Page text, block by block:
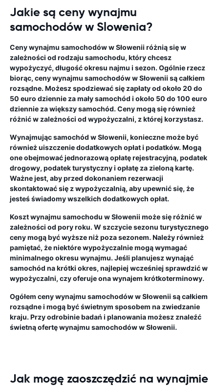
Jakie są ceny wynajmu
samochodów w Slowenia?
Ceny wynajmu samochodów w Słowenii różnią się w
zależności od rodzaju samochodu, który chcesz
wypożyczyć, długość okresu najmu i sezon. Ogólnie rzecz
biorąc, ceny wynajmu samochodów w Słowenii są całkiem
rozsądne. Możesz spodziewać się zapłaty od około 20 do
50 euro dziennie za mały samochód i około 50 do 100 euro
dziennie za większy samochód. Ceny mogą się również
różnić w zależności od wypożyczalni, z której korzystasz.
Wynajmując samochód w Słowenii, konieczne może być
również uiszczenie dodatkowych opłat i podatków. Mogą
one obejmować jednorazową opłatę rejestracyjną, podatek
drogowy, podatek turystyczny i opłatę za zieloną kartę.
Ważne jest, aby przed dokonaniem rezerwacji
skontaktować się z wypożyczalnią, aby upewnić się, że
jesteś świadomy wszelkich dodatkowych opłat.
Koszt wynajmu samochodu w Słowenii może się różnić w
zależności od pory roku. W szczycie sezonu turystycznego
ceny mogą być wyższe niż poza sezonem. Należy również
pamiętać, że niektóre wypożyczalnie mogą wymagać
minimalnego okresu wynajmu. Jeśli planujesz wynająć
samochód na krótki okres, najlepiej wcześniej sprawdzić w
wypożyczalni, czy oferuje ona wynajem krótkoterminowy.
Ogółem ceny wynajmu samochodów w Słowenii są całkiem
rozsądne i mogą być świetnym sposobem na zwiedzanie
kraju. Przy odrobinie badań i planowania możesz znaleźć
świetną ofertę wynajmu samochodów w Słowenii.
Jak mogę zaoszczędzić na wynajmie